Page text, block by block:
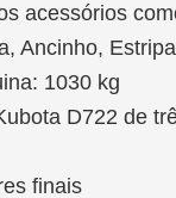
acessórios
Ancinho,
1030 kg
D722 de
finais